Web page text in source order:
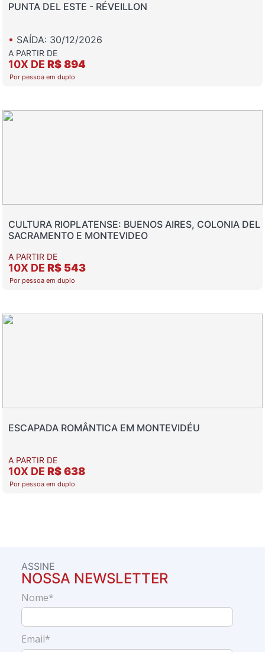
PUNTA DEL ESTE - RÉVEILLON
• SAÍDA: 30/12/2026
A PARTIR DE
10X DE R$ 894
Por pessoa em duplo
CULTURA RIOPLATENSE: BUENOS AIRES, COLONIA DEL
SACRAMENTO E MONTEVIDEO
A PARTIR DE
10X DE R$ 543
Por pessoa em duplo
ESCAPADA ROMÂNTICA EM MONTEVIDÉU
A PARTIR DE
10X DE R$ 638
Por pessoa em duplo
ASSINE
NOSSA NEWSLETTER
Nome*
Email*